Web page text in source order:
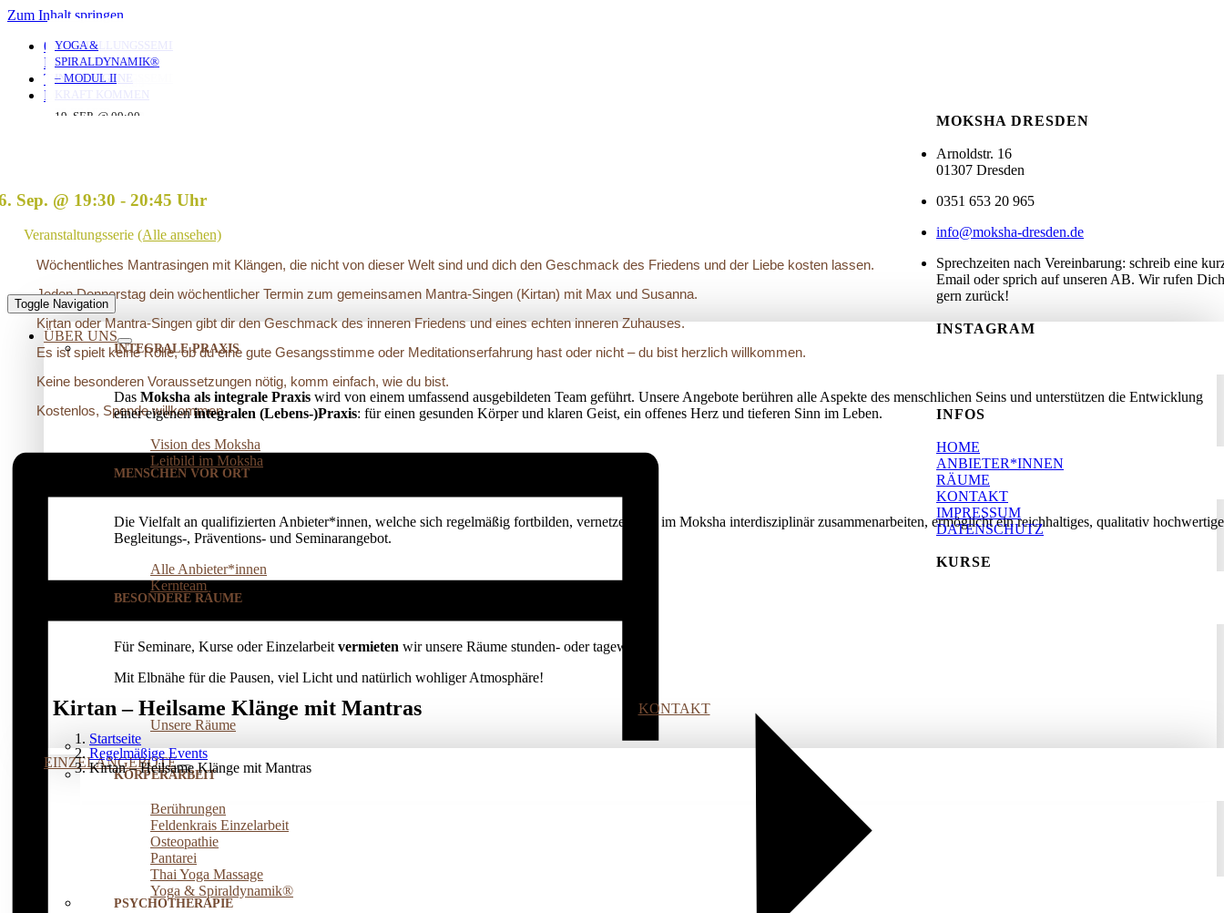
Zum Inhalt springen
0351 653 20 965
KONTAKT
TERMINE
LOGIN
Toggle Navigation
ÜBER UNS
INTEGRALE PRAXIS
Das Moksha als integrale Praxis wird von einem umfassend ausgebildeten Team geführt. Unsere Angebote berühren alle Aspekte des menschlichen Seins und unterstützen die Entwicklung
einer eigenenintegralen (Lebens-)Praxis: für einen gesunden Körper und klaren Geist, ein offenes Herz und tieferen Sinn im Leben.
Vision des Moksha
Leitbild im Moksha
MENSCHEN VOR ORT
Die Vielfalt an qualifizierten Anbieter*innen, welche sich regelmäßig fortbilden, vernetzen und im Moksha interdisziplinär zusammenarbeiten, ermöglicht ein reichhaltiges, qualitativ
Begleitungs-, Präventions­- und Seminarangebot.
Alle Anbieter*innen
Kernteam
BESONDERE RÄUME
Für Seminare, Kurse oder Einzelarbeit vermieten wir unsere Räume stunden- oder tageweise.
Mit Elbnähe für die Pausen, viel Licht und natürlich wohliger Atmosphäre!
KONTAKT
Unsere Räume
EINZELANGEBOTE
KÖRPERARBEIT
Berührungen
Feldenkrais Einzelarbeit
Osteopathie
Pantarei
Thai Yoga Massage
Yoga & Spiraldynamik®
PSYCHOTHERAPIE
Kirtan – Heilsame Klänge mit Mantras
Startseite
Regelmäßige Events
Kirtan – Heilsame Klänge mit Mantras
Sep. @ 19:30 - 20:45
Veranstaltungsserie (Alle ansehen)
Wöchentliches Mantrasingen mit Klängen, die nicht von dieser Welt sind und dich den Geschmack des Friedens und der Liebe kosten lassen.
Jeden Donnerstag dein wöchentlicher Termin zum gemeinsamen Mantra-Singen (Kirtan) mit Max und Susanna.
Kirtan oder Mantra-Singen gibt dir den Geschmack des inneren Friedens und eines echten inneren Zuhauses.
Es ist spielt keine Rolle, ob du eine gute Gesangsstimme oder Meditationserfahrung hast oder nicht – du bist herzlich willkommen.
Keine besonderen Voraussetzungen nötig, komm einfach, wie du bist.
Kostenlos, Spende willkommen.
MOKSHA DRESDEN
Arnoldstr. 16
01307 Dresden
0351 653 20 965
info@moksha-dresden.de
Sprechzeiten nach Vereinbarung: schreib eine
Email oder sprich auf unseren AB. Wir rufen Dich
gern zurück!
INSTAGRAM
INFOS
HOME
ANBIETER*INNEN
RÄUME
KONTAKT
IMPRESSUM
DATENSCHUTZ
KURSE
YOGA MIT DANIEL
10. AUG. @ 18:00
19:30
YOGA MIT DANIEL
10. AUG. @ 20:00
21:30
YOGA MIT DANIEL
11. AUG. @ 18:00
19:30
VERSTRICKUNGEN
LÖSEN – OFFENES
AUFSTELLUNGSSEMINAR
25. AUG. @ 17:00
AUFSTELLUNGSSEMINAR
– MIT DEM VATER
IN DIE EIGENE
KRAFT KOMMEN
YOGA &
SPIRALDYNAMIK®
– MODUL II
19. SEP. @ 09:00